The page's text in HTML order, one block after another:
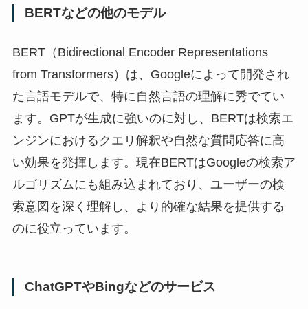
BERTなどの他のモデル
BERT（Bidirectional Encoder Representations
from Transformers）は、Googleによって開発され
た言語モデルで、特に自然言語の理解に秀でてい
ます。GPTが生成に強いのに対し、BERTは検索エ
ンジンにおけるクエリ解釈や自然な質問応答に高
い効果を発揮します。現在BERTはGoogleの検索ア
ルゴリズムにも組み込まれており、ユーザーの検
索意図を深く理解し、より的確な結果を提供する
のに役立っています。
ChatGPTやBingなどのサービス